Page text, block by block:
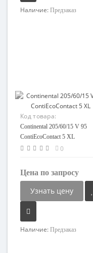
Наличие: Предзаказ
Код товара:
112122551807-08
Continental 205/60/15 V 95
ContiEcoContact 5 XL
0
Цена по запросу
Узнать цену
Наличие: Предзаказ